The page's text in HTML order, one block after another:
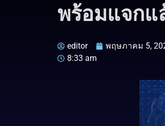
พร้อมแจกแ
editor
พฤษภาคม 5,
8:33 am